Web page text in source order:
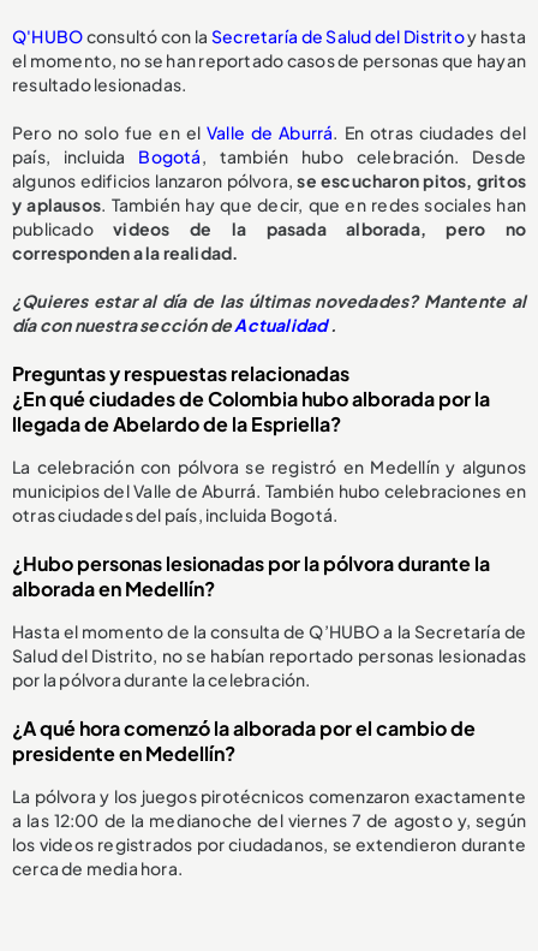
Q'HUBOconsultó con la Secretaría de Salud del Distritoy hasta
el momento, no se han reportado casos de personas que hayan
resultado lesionadas.
Pero no solo fue en el Valle de Aburrá. En otras ciudades del
país, incluida Bogotá, también hubo celebración. Desde
algunos edificios lanzaron pólvora,se escucharon pitos, gritos
y aplausos. También hay que decir, que en redes sociales han
publicadovideos de la pasada alborada, pero no
corresponden a la realidad.
¿Quieres estar al día de las últimas novedades? Mantente al
día con nuestra sección deActualidad.
Preguntas y respuestas relacionadas
¿En qué ciudades de Colombia hubo alborada por la
llegada de Abelardo de la Espriella?
La celebración con pólvora se registró en Medellín y algunos
municipios del Valle de Aburrá. También hubo celebraciones en
otras ciudades del país, incluida Bogotá.
¿Hubo personas lesionadas por la pólvora durante la
alborada en Medellín?
Hasta el momento de la consulta de Q’HUBO a la Secretaría de
Salud del Distrito, no se habían reportado personas lesionadas
por la pólvora durante la celebración.
¿A qué hora comenzó la alborada por el cambio de
presidente en Medellín?
La pólvora y los juegos pirotécnicos comenzaron exactamente
a las 12:00 de la medianoche del viernes 7 de agosto y, según
los videos registrados por ciudadanos, se extendieron durante
cerca de media hora.